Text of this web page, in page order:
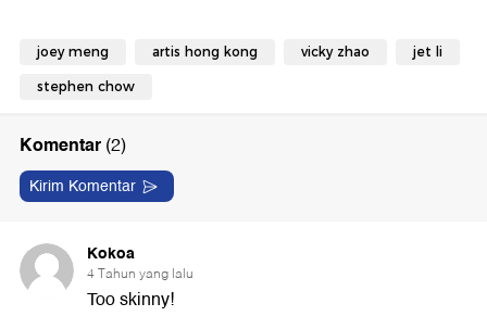
joey meng artis hong kong vicky zhao jet li
stephen chow